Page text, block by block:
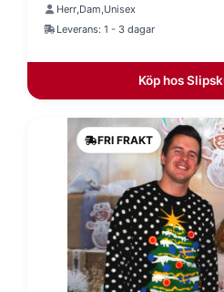
Herr,Dam,Unisex
Leverans: 1 - 3 dagar
Köp hos
FRI FRAKT